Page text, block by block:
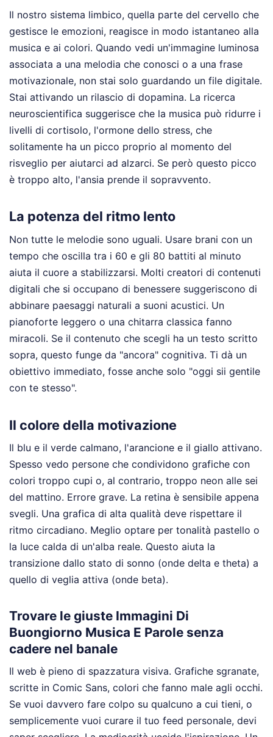
Il nostro sistema limbico, quella parte del cervello che
gestisce le emozioni, reagisce in modo istantaneo alla
musica e ai colori. Quando vedi un'immagine luminosa
associata a una melodia che conosci o a una frase
motivazionale, non stai solo guardando un file digitale.
Stai attivando un rilascio di dopamina. La ricerca
neuroscientifica suggerisce che la musica può ridurre i
livelli di cortisolo, l'ormone dello stress, che
solitamente ha un picco proprio al momento del
risveglio per aiutarci ad alzarci. Se però questo picco
è troppo alto, l'ansia prende il sopravvento.
La potenza del ritmo lento
Non tutte le melodie sono uguali. Usare brani con un
tempo che oscilla tra i 60 e gli 80 battiti al minuto
aiuta il cuore a stabilizzarsi. Molti creatori di contenuti
digitali che si occupano di benessere suggeriscono di
abbinare paesaggi naturali a suoni acustici. Un
pianoforte leggero o una chitarra classica fanno
miracoli. Se il contenuto che scegli ha un testo scritto
sopra, questo funge da "ancora" cognitiva. Ti dà un
obiettivo immediato, fosse anche solo "oggi sii gentile
con te stesso".
Il colore della motivazione
Il blu e il verde calmano, l'arancione e il giallo attivano.
Spesso vedo persone che condividono grafiche con
colori troppo cupi o, al contrario, troppo neon alle sei
del mattino. Errore grave. La retina è sensibile appena
svegli. Una grafica di alta qualità deve rispettare il
ritmo circadiano. Meglio optare per tonalità pastello o
la luce calda di un'alba reale. Questo aiuta la
transizione dallo stato di sonno (onde delta e theta) a
quello di veglia attiva (onde beta).
Trovare le giuste Immagini Di
Buongiorno Musica E Parole senza
cadere nel banale
Il web è pieno di spazzatura visiva. Grafiche sgranate,
scritte in Comic Sans, colori che fanno male agli occhi.
Se vuoi davvero fare colpo su qualcuno a cui tieni, o
semplicemente vuoi curare il tuo feed personale, devi